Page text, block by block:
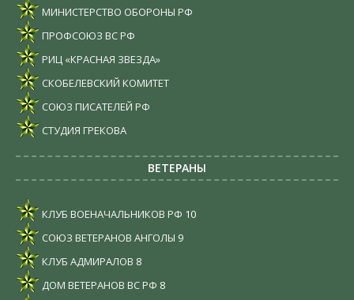
МИНИСТЕРСТВО ОБОРОНЫ РФ
ПРОФСОЮЗ ВС РФ
РИЦ «КРАСНАЯ ЗВЕЗДА»
СКОБЕЛЕВСКИЙ КОМИТЕТ
СОЮЗ ПИСАТЕЛЕЙ РФ
СТУДИЯ ГРЕКОВА
ВЕТЕРАНЫ
КЛУБ ВОЕНАЧАЛЬНИКОВ РФ 10
СОЮЗ ВЕТЕРАНОВ АНГОЛЫ 9
КЛУБ АДМИРАЛОВ 8
ДОМ ВЕТЕРАНОВ ВС РФ 8